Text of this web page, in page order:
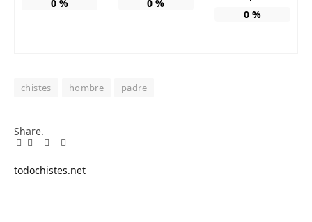
0% 0 %
0 %
chistes hombre padre
Share.
Facebook
TwitterPinterest
LinkedIn
Tumblr
Email
todochistes.net